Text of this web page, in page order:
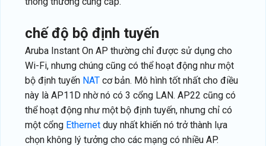
chế độ bộ định tuyến
Aruba Instant On AP thường chỉ được sử dụng cho
Wi-Fi, nhưng chúng cũng có thể hoạt động như một
bộ định tuyến NAT cơ bản. Mô hình tốt nhất cho điều
này là AP11D nhờ nó có 3 cổng LAN. AP22 cũng có
thể hoạt động như một bộ định tuyến, nhưng chỉ có
một cổng Ethernet duy nhất khiến nó trở thành lựa
chọn không lý tưởng cho các mạng có nhiều AP.